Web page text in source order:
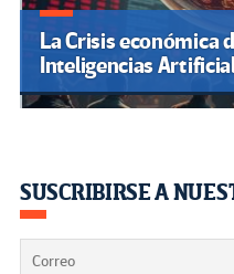
La Crisis económica
Inteligencias
SUSCRIBIRSE A